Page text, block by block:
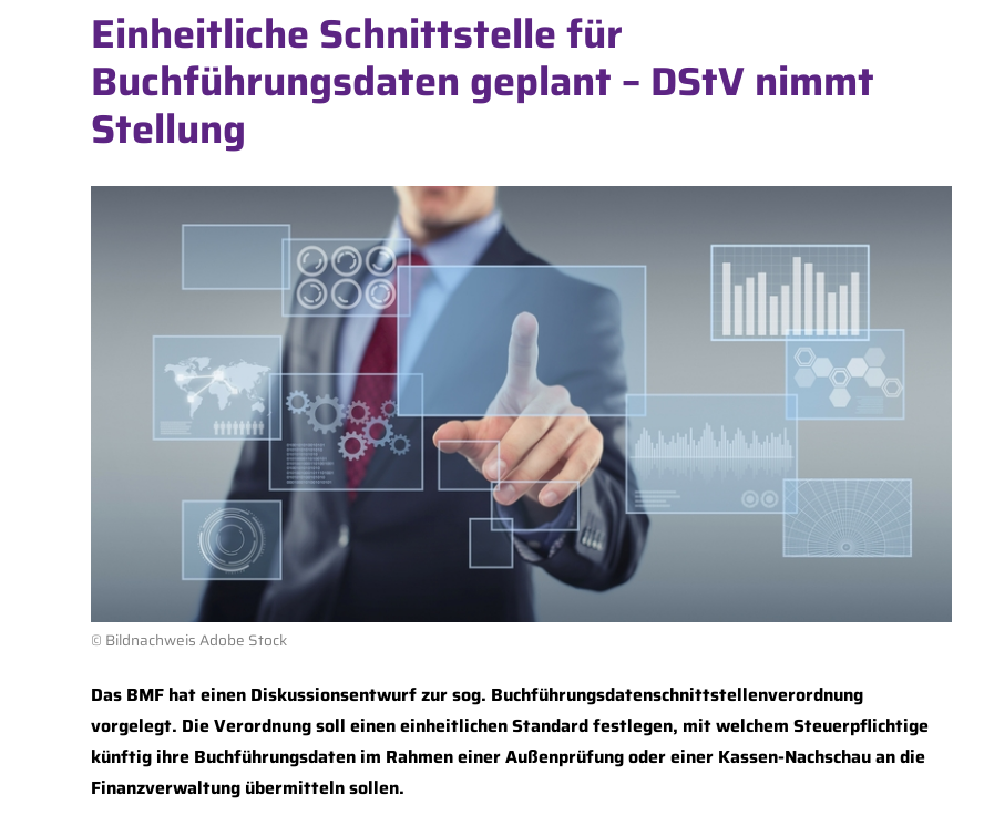
Einheitliche Schnittstelle für
Buchführungsdaten geplant – DStV nimmt
Stellung
© Bildnachweis Adobe Stock
Das BMF hat einen Diskussionsentwurf zur sog. Buchführungsdatenschnittstellenverordnung
vorgelegt. Die Verordnung soll einen einheitlichen Standard festlegen, mit welchem Steuerpflichtige
künftig ihre Buchführungsdaten im Rahmen einer Außenprüfung oder einer Kassen-Nachschau an die
Finanzverwaltung übermitteln sollen.